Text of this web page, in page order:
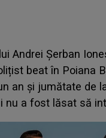
Andrei Șerban
beat în Poiana
an și jumătate de
nu a fost lăsat să
rog frumos, copilul